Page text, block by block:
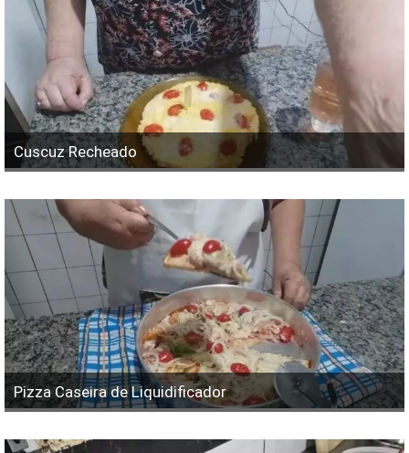
Cuscuz Recheado
Pizza Caseira de Liquidificador